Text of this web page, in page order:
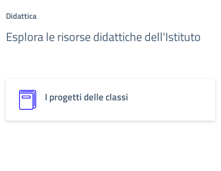
Didattica
Esplora le risorse didattiche dell'Istituto
I progetti delle classi